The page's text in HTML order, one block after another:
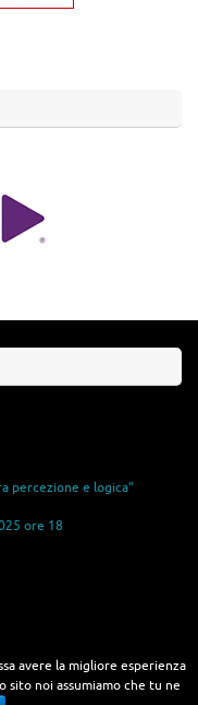
percezione e logica”
ore 18
avere la migliore esperienza
sito noi assumiamo che tu ne